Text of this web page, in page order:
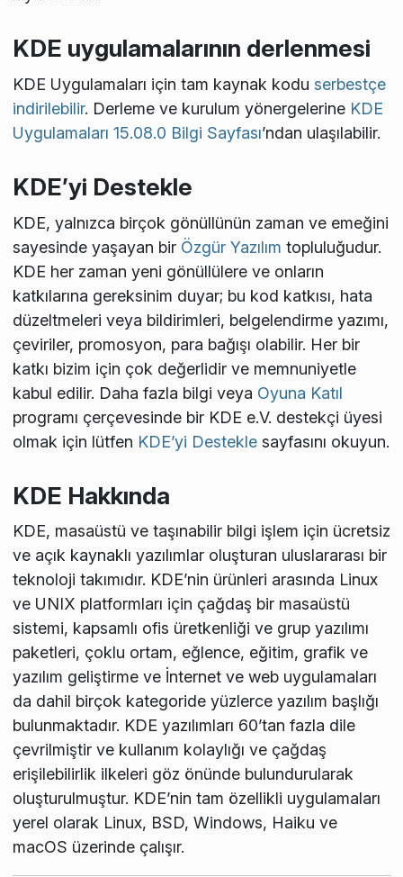
KDE uygulamalarının derlenmesi
KDE Uygulamaları için tam kaynak kodu serbestçe
indirilebilir. Derleme ve kurulum yönergelerine KDE
Uygulamaları 15.08.0 Bilgi Sayfası’ndan ulaşılabilir.
KDE’yi Destekle
KDE, yalnızca birçok gönüllünün zaman ve emeğini
sayesinde yaşayan bir Özgür Yazılım topluluğudur.
KDE her zaman yeni gönüllülere ve onların
katkılarına gereksinim duyar; bu kod katkısı, hata
düzeltmeleri veya bildirimleri, belgelendirme yazımı,
çeviriler, promosyon, para bağışı olabilir. Her bir
katkı bizim için çok değerlidir ve memnuniyetle
kabul edilir. Daha fazla bilgi veya Oyuna Katıl
programı çerçevesinde bir KDE e.V. destekçi üyesi
olmak için lütfen KDE’yi Desteklesayfasını okuyun.
KDE Hakkında
KDE, masaüstü ve taşınabilir bilgi işlem için ücretsiz
ve açık kaynaklı yazılımlar oluşturan uluslararası bir
teknoloji takımıdır. KDE’nin ürünleri arasında Linux
ve UNIX platformları için çağdaş bir masaüstü
sistemi, kapsamlı ofis üretkenliği ve grup yazılımı
paketleri, çoklu ortam, eğlence, eğitim, grafik ve
yazılım geliştirme ve İnternet ve web uygulamaları
da dahil birçok kategoride yüzlerce yazılım başlığı
bulunmaktadır. KDE yazılımları 60’tan fazla dile
çevrilmiştir ve kullanım kolaylığı ve çağdaş
erişilebilirlik ilkeleri göz önünde bulundurularak
oluşturulmuştur. KDE’nin tam özellikli uygulamaları
yerel olarak Linux, BSD, Windows, Haiku ve
macOS üzerinde çalışır.